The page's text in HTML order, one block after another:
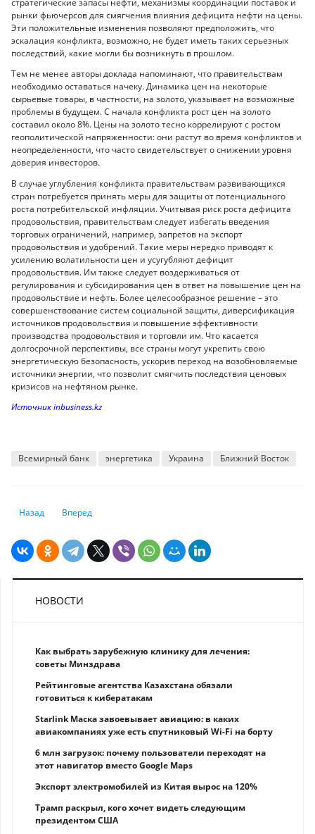
стратегические запасы нефти, механизмы координации поставок и
рынки фьючерсов для смягчения влияния дефицита нефти на цены.
Эти положительные изменения позволяют предположить, что
эскалация конфликта, возможно, не будет иметь таких серьезных
последствий, какие могли бы возникнуть в прошлом.
Тем не менее авторы доклада напоминают, что правительствам
необходимо оставаться начеку. Динамика цен на некоторые
сырьевые товары, в частности, на золото, указывает на возможные
проблемы в будущем. С начала конфликта рост цен на золото
составил около 8%. Цены на золото тесно коррелируют с ростом
геополитической напряженности: они растут во время конфликтов и
неопределенности, что часто свидетельствует о снижении уровня
доверия инвесторов.
В случае углубления конфликта правительствам развивающихся
стран потребуется принять меры для защиты от потенциального
роста потребительской инфляции. Учитывая риск роста дефицита
продовольствия, правительствам следует избегать введения
торговых ограничений, например, запретов на экспорт
продовольствия и удобрений. Такие меры нередко приводят к
усилению волатильности цен и усугубляют дефицит
продовольствия. Им также следует воздерживаться от
регулирования и субсидирования цен в ответ на повышение цен на
продовольствие и нефть. Более целесообразное решение – это
совершенствование систем социальной защиты, диверсификация
источников продовольствия и повышение эффективности
производства продовольствия и торговли им. Что касается
долгосрочной перспективы, все страны могут укрепить свою
энергетическую безопасность, ускорив переход на возобновляемые
источники энергии, что позволит смягчить последствия ценовых
кризисов на нефтяном рынке.​
Источник inbusiness.kz
Всемирный банк энергетика Украина Ближний Восток
Предыдущий: HSBC предупреждает о негативных перспективах
Назад Следующий: Как безвизовый режим с Китаем может
Вперед
НОВОСТИ
Как выбрать зарубежную клинику для лечения:
советы Минздрава
Рейтинговые агентства Казахстана обязали
готовиться к кибератакам
Starlink Маска завоевывает авиацию: в каких
авиакомпаниях уже есть спутниковый Wi-Fi на борту
6 млн загрузок: почему пользователи переходят на
этот навигатор вместо Google Maps
Экспорт электромобилей из Китая вырос на 120%
Трамп раскрыл, кого хочет видеть следующим
президентом США